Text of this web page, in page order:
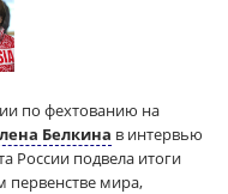
по фехтованию на
Белкина в интервью
России подвела итоги
первенстве мира,